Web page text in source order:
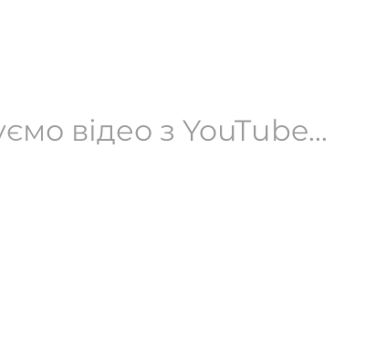
відео з YouTube...